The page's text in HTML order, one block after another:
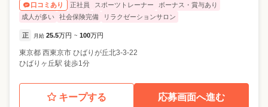
口コミあり
正社員 スポーツトレーナー
ボーナス・賞与あり
成人が多い
社会保険完備 リラクゼーションサロン
正 月給 25.5万円 ~ 100万円
東京都 西東京市 ひばりが丘北3-3-22
ひばりヶ丘駅 徒歩1分
キープする 応募画面へ進む